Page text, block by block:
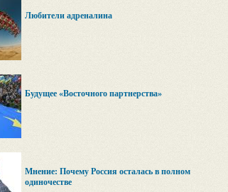
Любители адреналина
Будущее «Восточного партнерства»
Мнение: Почему Россия осталась в полном
одиночестве